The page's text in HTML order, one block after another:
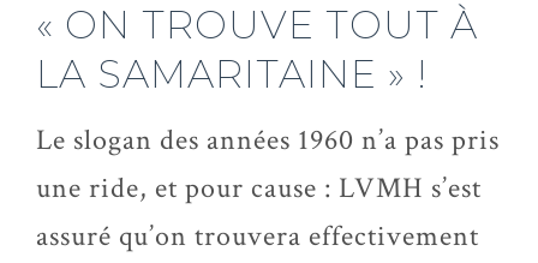
« ON TROUVE TOUT À
LA SAMARITAINE » !
Le slogan des années 1960 n’a pas pris
une ride, et pour cause : LVMH s’est
assuré qu’on trouvera effectivement